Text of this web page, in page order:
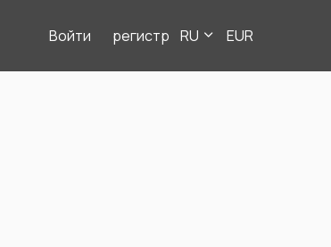
Войти регистр RU EUR